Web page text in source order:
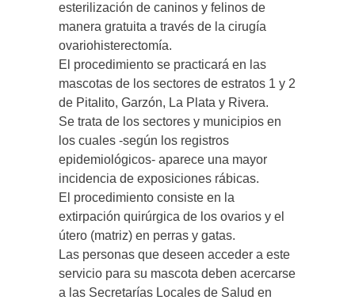
esterilización de caninos y felinos de
manera gratuita a través de la cirugía
ovariohisterectomía.
El procedimiento se practicará en las
mascotas de los sectores de estratos 1 y 2
de Pitalito, Garzón, La Plata y Rivera.
Se trata de los sectores y municipios en
los cuales -según los registros
epidemiológicos- aparece una mayor
incidencia de exposiciones rábicas.
El procedimiento consiste en la
extirpación quirúrgica de los ovarios y el
útero (matriz) en perras y gatas.
Las personas que deseen acceder a este
servicio para su mascota deben acercarse
a las Secretarías Locales de Salud en